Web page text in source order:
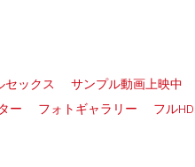
セックス サンプル動画上映中
ー フォトギャラリー フル